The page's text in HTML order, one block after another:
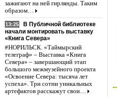
зажигают на ней гирлянды. Таким
образом…
13:25
В Публичной библиотеке
начали монтировать выставку
«Книга Севера»
#НОРИЛЬСК. «Таймырский
телеграф» – Выставка «Книга
Севера» – завершающий этап
большого межмузейного проекта
«Освоение Севера: тысяча лет
успеха». Три сотни уникальных
артефактов расскажут свои…